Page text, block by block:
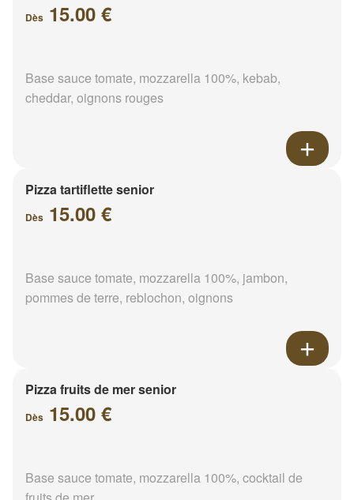
Dès 15.00 €
Base sauce tomate, mozzarella 100%, kebab,
cheddar, oignons rouges
Pizza tartiflette senior
Dès 15.00 €
Base sauce tomate, mozzarella 100%, jambon,
pommes de terre, reblochon, oignons
Pizza fruits de mer senior
Dès 15.00 €
Base sauce tomate, mozzarella 100%, cocktail de